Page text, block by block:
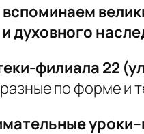
духовного
филиала 22
по форме и